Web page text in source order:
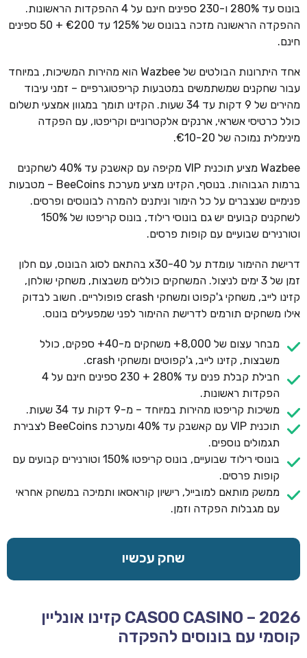
בונוס עד 280% ו-230 ספינים חינם על 4 ההפקדות הראשונות.
ההפקדה הראשונה מזכה בבונוס של 125% עד €200 + 50 ספינים
חינם.
אחד היתרונות הבולטים של Wazbee הוא מהירות המשיכות, במיוחד
עבור שחקנים שמשתמשים במטבעות קריפטוגרפיים – זמני עיבוד
מהירים של 9 דקות עד 34 שעות. הקזינו תומך במגוון אמצעי תשלום
כולל כרטיסי אשראי, ארנקים אלקטרוניים וקריפטו, עם הפקדה
מינימלית נמוכה של €10-20.
Wazbee מציע תוכנית VIP מקיפה עם קאשבק עד 40% לשחקנים
ברמות הגבוהות. בנוסף, הקזינו מציע מערכת BeeCoins – מטבעות
פנימיים שנצברים על כל הימור וניתנים להמרה לבונוסים ופרסים.
לשחקנים קבועים יש גם בונוסי רילוד, בונוס קריפטו של 150%
וטורנירים שבועיים עם קופות פרסים.
דרישת ההימור עומדת על x30-40 בהתאם לסוג הבונוס, עם חלון
זמן של 3 ימים לניצול. המשחקים כוללים משבצות, משחקי שולחן,
קזינו לייב, משחקי ג'קפוט ומשחקי crash פופולריים. חשוב לבדוק
אילו משחקים תורמים לדרישת ההימור לפני שמפעילים בונוס.
מבחר עצום של 8,000+ משחקים מ-40+ ספקים, כולל
משבצות, קזינו לייב, ג'קפוטים ומשחקי crash.
חבילת קבלת פנים עד 280% + 230 ספינים חינם על 4
הפקדות ראשונות.
משיכות קריפטו מהירות במיוחד – מ-9 דקות עד 34 שעות.
תוכנית VIP עם קאשבק עד 40% ומערכת BeeCoins לצבירת
תגמולים נוספים.
בונוסי רילוד שבועיים, בונוס קריפטו 150% וטורנירים קבועים עם
קופות פרסים.
ממשק מותאם למובייל, רישיון קוראסאו ותמיכה במשחק אחראי
עם מגבלות הפקדה וזמן.
שחק עכשיו
CASOO CASINO – 2026 קזינו אונליין
קוסמי עם בונוסים להפקדה